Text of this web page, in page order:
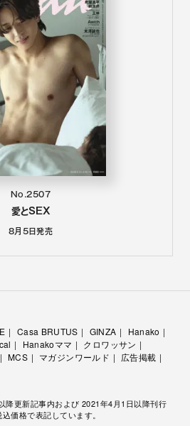
No.2507
愛とSEX
8月5日発売
Casa BRUTUS GINZA
Hanako
Hanakoママ
クロワッサン
MCS マガジンワールド
広告掲載
降更新記事内および 2021年4月1日以降刊行
価格で表記しています。